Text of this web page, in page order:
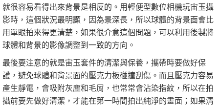
就很容易看得出來背景是相反的。用輕便型數位相機玩宙玉攝
影時，這個狀況最明顯，因為景深長，所以球體的背景面會比
用單眼拍來得更清楚，如果很介意這個問題，可以利用後製將
球體和背景的影像調整到一致的方向。
最後要注意的就是宙玉套件的清潔與保養，攜帶時要做好保
護，避免球體和背景面的壓克力板碰撞刮傷。而且壓克力容易
產生靜電，會吸附灰塵和毛屑，也常常會沾染指紋，所以在拍
攝前要先做好清潔，才能在第一時間拍出純淨的畫面；如果清